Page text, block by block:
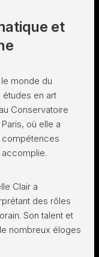
et
monde du
en art
Conservatoire
où elle a
compétences
Clair a
des rôles
Son talent et
nombreux éloges